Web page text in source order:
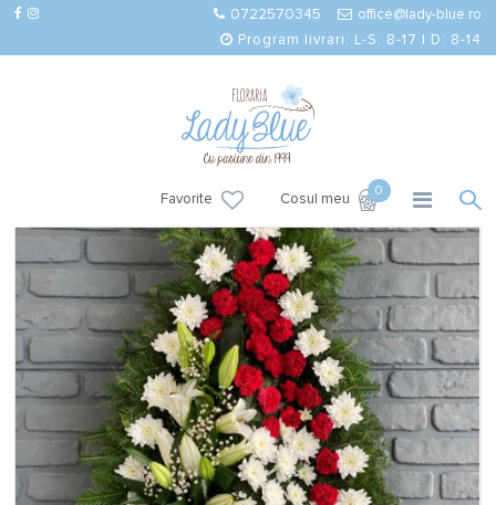
0722570345
office@lady-blue.ro
Program livrari: L-S: 8-17 | D: 8-14
Favorite Cosul meu
0